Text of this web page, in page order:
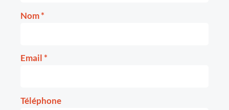
Nom*
Email*
Téléphone